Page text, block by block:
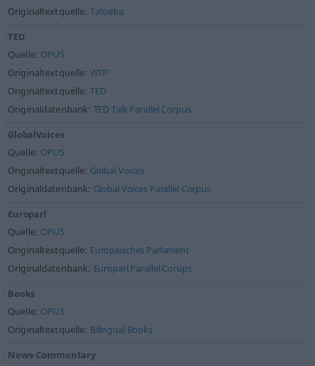
Originaltextquelle: Tatoeba
TED
Quelle: OPUS
Originaltextquelle: WIT³
Originaltextquelle: TED
Originaldatenbank: TED Talk Parallel Corpus
GlobalVoices
Quelle: OPUS
Originaltextquelle: Global Voices
Originaldatenbank: Global Voices Parallel Corpus
Europarl
Quelle: OPUS
Originaltextquelle: Europäisches Parlament
Originaldatenbank: Europarl Parallel Corups
Books
Quelle: OPUS
Originaltextquelle: Bilingual Books
News-Commentary